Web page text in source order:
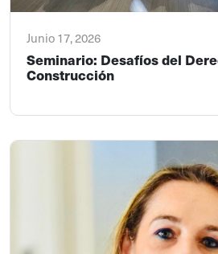
Junio 17, 2026
Seminario: Desafíos del
Construcción